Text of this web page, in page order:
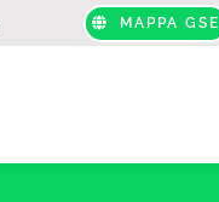
MAPPA GSE